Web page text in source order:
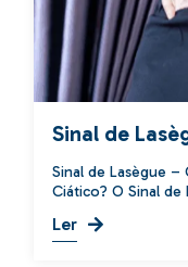
Sinal de
Sinal de Lasègue
Ciático? O Sinal de
Ler